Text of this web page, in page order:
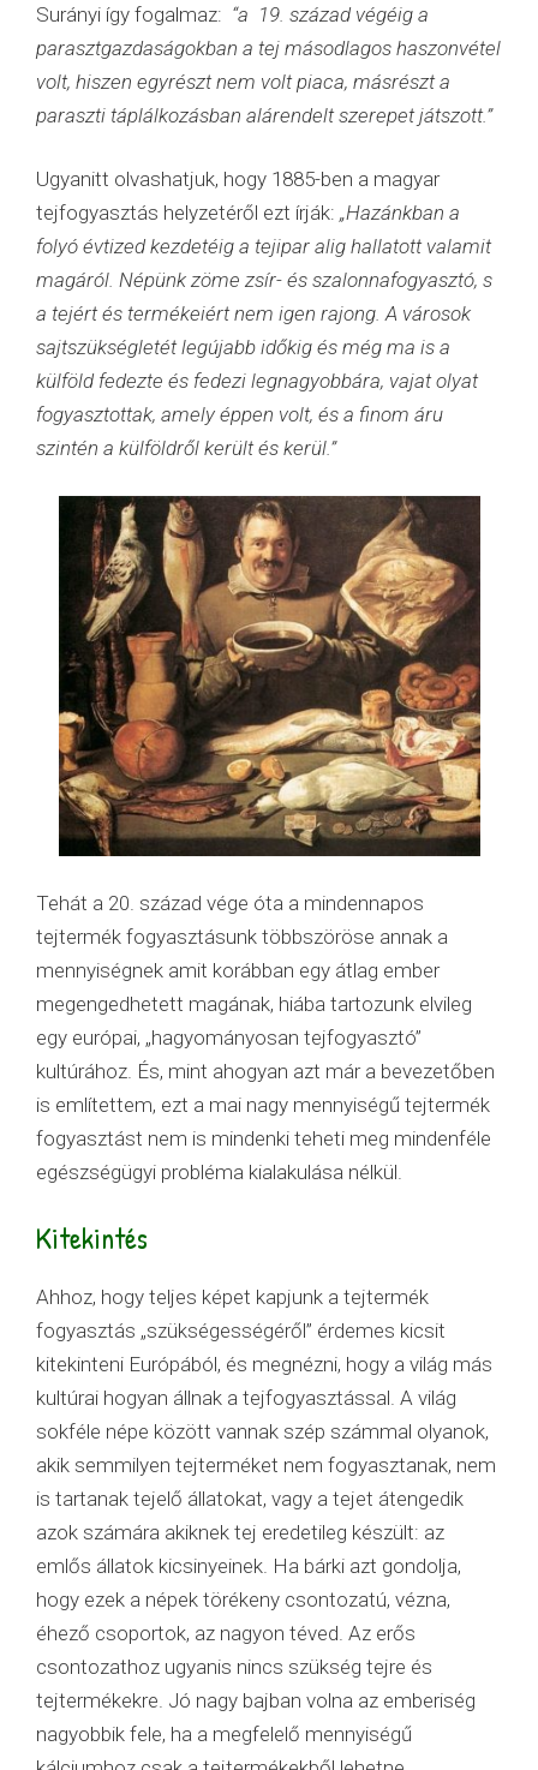
Surányi így fogalmaz: “a 19. század végéig a
parasztgazdaságokban a tej másodlagos haszonvétel
volt, hiszen egyrészt nem volt piaca, másrészt a
paraszti táplálkozásban alárendelt szerepet játszott.”
Ugyanitt olvashatjuk, hogy 1885-ben a magyar
tejfogyasztás helyzetéről ezt írják: „Hazánkban a
folyó évtized kezdetéig a tejipar alig hallatott valamit
magáról. Népünk zöme zsír- és szalonnafogyasztó, s
a tejért és termékeiért nem igen rajong. A városok
sajtszükségletét legújabb időkig és még ma is a
külföld fedezte és fedezi legnagyobbára, vajat olyat
fogyasztottak, amely éppen volt, és a finom áru
szintén a külföldről került és kerül.”
Tehát a 20. század vége óta a mindennapos
tejtermék fogyasztásunk többszöröse annak a
mennyiségnek amit korábban egy átlag ember
megengedhetett magának, hiába tartozunk elvileg
egy európai, „hagyományosan tejfogyasztó”
kultúrához. És, mint ahogyan azt már a bevezetőben
is említettem, ezt a mai nagy mennyiségű tejtermék
fogyasztást nem is mindenki teheti meg mindenféle
egészségügyi probléma kialakulása nélkül.
Kitekintés
Ahhoz, hogy teljes képet kapjunk a tejtermék
fogyasztás „szükségességéről” érdemes kicsit
kitekinteni Európából, és megnézni, hogy a világ más
kultúrai hogyan állnak a tejfogyasztással. A világ
sokféle népe között vannak szép számmal olyanok,
akik semmilyen tejterméket nem fogyasztanak, nem
is tartanak tejelő állatokat, vagy a tejet átengedik
azok számára akiknek tej eredetileg készült: az
emlős állatok kicsinyeinek. Ha bárki azt gondolja,
hogy ezek a népek törékeny csontozatú, vézna,
éhező csoportok, az nagyon téved. Az erős
csontozathoz ugyanis nincs szükség tejre és
tejtermékekre. Jó nagy bajban volna az emberiség
nagyobbik fele, ha a megfelelő mennyiségű